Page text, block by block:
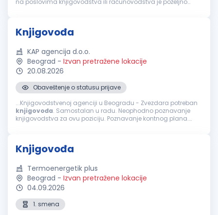
na poslovima knjigovodstva ili računovodstva je poželjno
Knjigovođa
KAP agencija d.o.o.
Beograd - Izvan pretražene lokacije
20.08.2026
Obaveštenje o statusu prijave
...Knjigovodstvenoj agenciji u Beogradu - Zvezdara potreban
knjigovođa. Samostalan u radu. Neophodno poznavanje
knjigovodstva za ovu poziciju. Poznavanje kontnog plana.
Knjigovođa
Termoenergetik plus
Beograd - Izvan pretražene lokacije
04.09.2026
1. smena